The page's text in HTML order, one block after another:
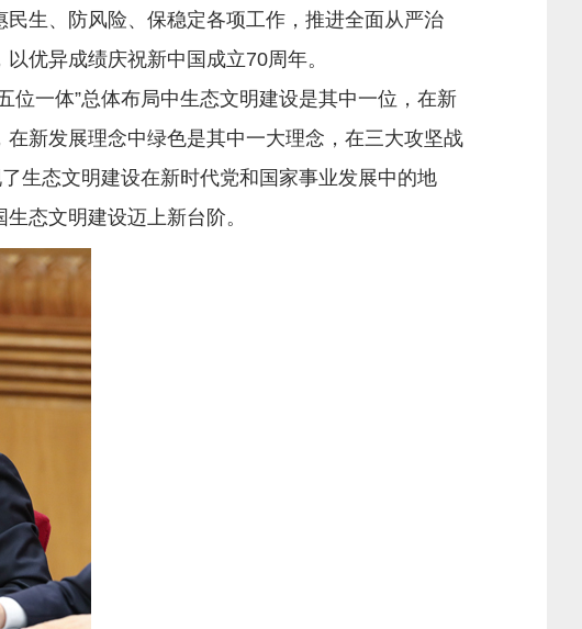
生、防风险、保稳定各项工作，推进全面从严治
优异成绩庆祝新中国成立70周年。
一体”总体布局中生态文明建设是其中一位，在新
新发展理念中绿色是其中一大理念，在三大攻坚战
生态文明建设在新时代党和国家事业发展中的地
态文明建设迈上新台阶。